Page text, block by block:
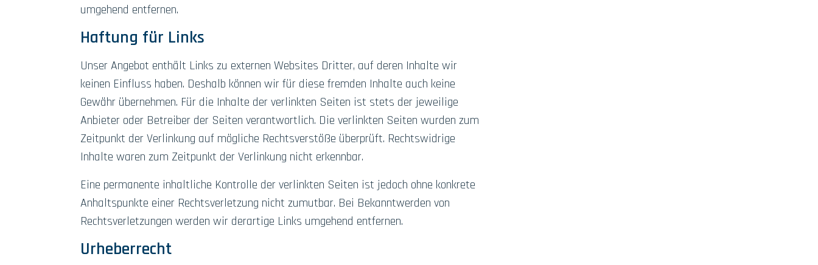
umgehend entfernen.
Haftung für Links
Unser Angebot enthält Links zu externen Websites Dritter, auf deren Inhalte wir
keinen Einfluss haben. Deshalb können wir für diese fremden Inhalte auch keine
Gewähr übernehmen. Für die Inhalte der verlinkten Seiten ist stets der jeweilige
Anbieter oder Betreiber der Seiten verantwortlich. Die verlinkten Seiten wurden zum
Zeitpunkt der Verlinkung auf mögliche Rechtsverstöße überprüft. Rechtswidrige
Inhalte waren zum Zeitpunkt der Verlinkung nicht erkennbar.
Eine permanente inhaltliche Kontrolle der verlinkten Seiten ist jedoch ohne konkrete
Anhaltspunkte einer Rechtsverletzung nicht zumutbar. Bei Bekanntwerden von
Rechtsverletzungen werden wir derartige Links umgehend entfernen.
Urheberrecht